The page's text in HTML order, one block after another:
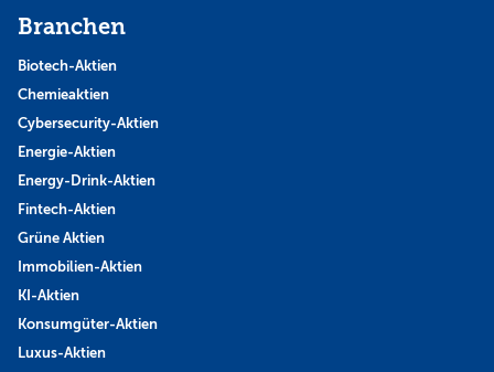
Branchen
Biotech-Aktien
Chemieaktien
Cybersecurity-Aktien
Energie-Aktien
Energy-Drink-Aktien
Fintech-Aktien
Grüne Aktien
Immobilien-Aktien
KI-Aktien
Konsumgüter-Aktien
Luxus-Aktien